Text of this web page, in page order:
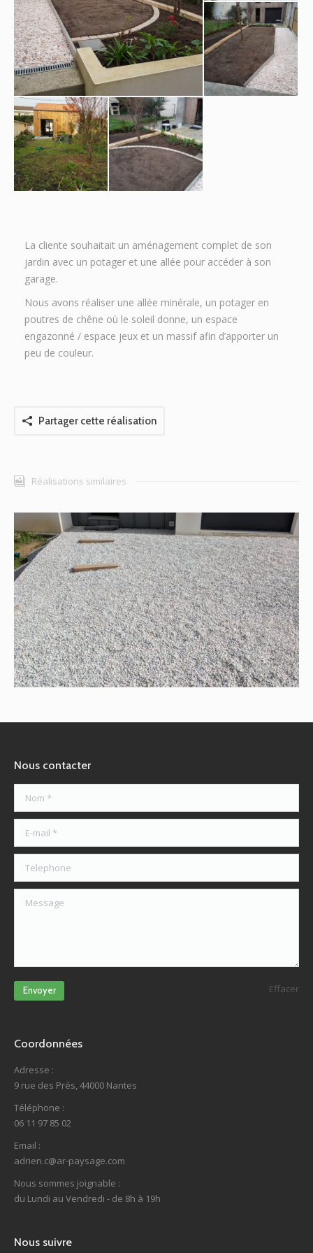
La cliente souhaitait un aménagement complet de son
jardin avec un potager et une allée pour accéder à son
garage.
Nous avons réaliser une allée minérale, un potager en
poutres de chêne où le soleil donne, un espace
engazonné / espace jeux et un massif afin d’apporter un
peu de couleur.
Partager cette réalisation
Réalisations similaires
Parking et accès maison à Sautron
Allée
Nous contacter
Telephone
Envoyer Effacer
Coordonnées
Adresse :
9 rue des Prés, 44000 Nantes
Téléphone :
06 11 97 85 02
Email :
adrien.c@ar-paysage.com
Nous sommes joignable :
du Lundi au Vendredi - de 8h à 19h
Nous suivre